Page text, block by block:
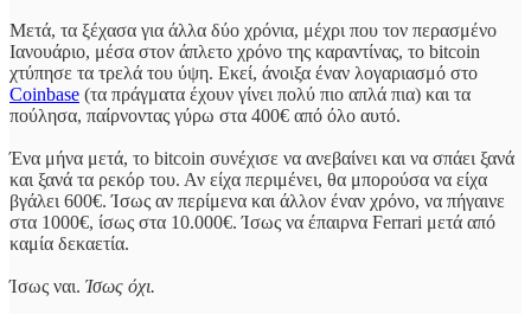
Μετά, τα ξέχασα για άλλα δύο χρόνια, μέχρι που τον περασμένο
Ιανουάριο, μέσα στον άπλετο χρόνο της καραντίνας, το bitcoin
χτύπησε τα τρελά του ύψη. Εκεί, άνοιξα έναν λογαριασμό στο
Coinbase (τα πράγματα έχουν γίνει πολύ πιο απλά πια) και τα
πούλησα, παίρνοντας γύρω στα 400€ από όλο αυτό.
Ένα μήνα μετά, το bitcoin συνέχισε να ανεβαίνει και να σπάει ξανά
και ξανά τα ρεκόρ του. Αν είχα περιμένει, θα μπορούσα να είχα
βγάλει 600€. Ίσως αν περίμενα και άλλον έναν χρόνο, να πήγαινε
στα 1000€, ίσως στα 10.000€. Ίσως να έπαιρνα Ferrari μετά από
καμία δεκαετία.
Ίσως ναι. Ίσως όχι.